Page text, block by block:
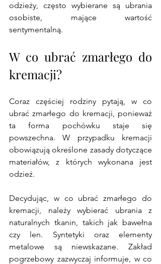
odzieży, często wybierane są ubrania
osobiste, mające wartość
sentymentalną.
W co ubrać zmarłego do
kremacji?
Coraz częściej rodziny pytają, w co
ubrać zmarłego do kremacji, ponieważ
ta forma pochówku staje się
powszechna. W przypadku kremacji
obowiązują określone zasady dotyczące
materiałów, z których wykonana jest
odzież.
Decydując, w co ubrać zmarłego do
kremacji, należy wybierać ubrania z
naturalnych tkanin, takich jak bawełna
czy len. Syntetyki oraz elementy
metalowe są niewskazane. Zakład
pogrzebowy zazwyczaj informuje, w co